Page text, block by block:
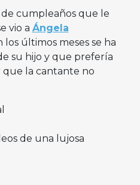
de cumpleaños que le
vio a Ángela
últimos meses se ha
su hijo y que prefería
que la cantante no
de una lujosa